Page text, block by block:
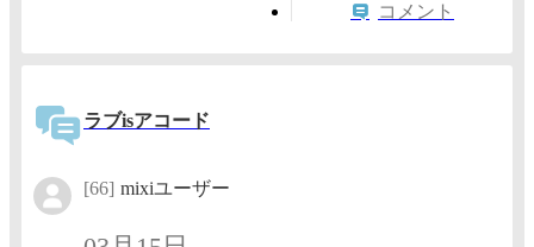
コメント
ラブisアコード
[66] mixiユーザー